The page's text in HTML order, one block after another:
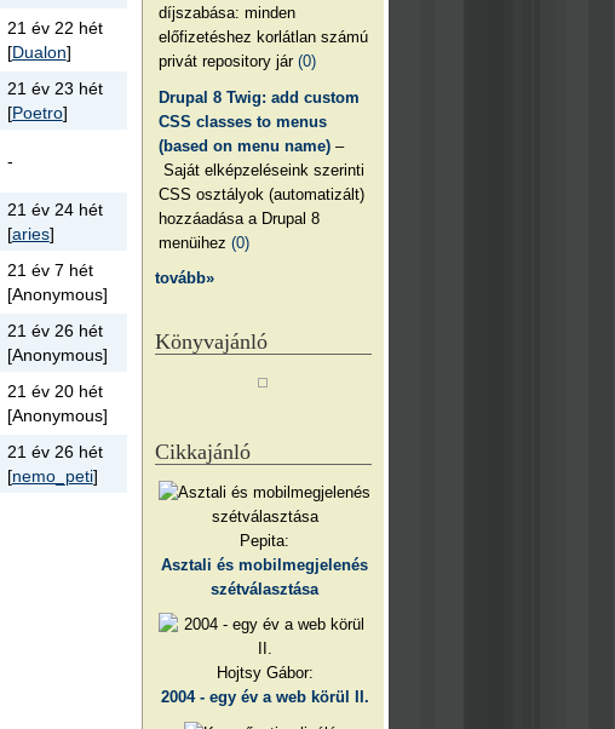
21 év 22 hét
[Dualon]
21 év 23 hét
[Poetro]
-
21 év 24 hét
[aries]
21 év 7 hét
[Anonymous]
21 év 26 hét
[Anonymous]
21 év 20 hét
[Anonymous]
21 év 26 hét
[nemo_peti]
díjszabása: minden
előfizetéshez korlátlan számú
privát repository jár(0)
Drupal 8 Twig: add custom
CSS classes to menus
(based on menu name) –
Saját elképzeléseink szerinti
CSS osztályok (automatizált)
hozzáadása a Drupal 8
menüihez(0)
tovább»
Könyvajánló
Cikkajánló
Pepita:
Asztali és mobilmegjelenés
szétválasztása
Hojtsy Gábor:
2004 - egy év a web körül II.